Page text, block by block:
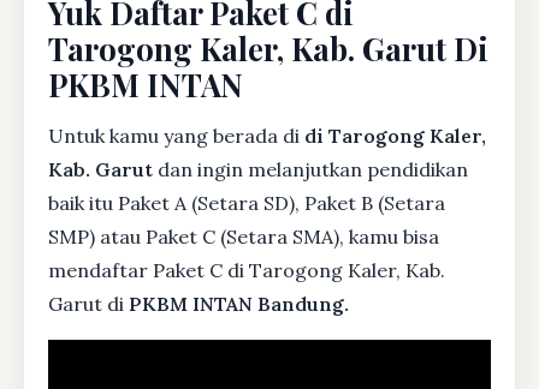
Yuk Daftar Paket C di
Tarogong Kaler, Kab. Garut Di
PKBM INTAN
Untuk kamu yang berada di di Tarogong Kaler,
Kab. Garut dan ingin melanjutkan pendidikan
baik itu Paket A (Setara SD), Paket B (Setara
SMP) atau Paket C (Setara SMA), kamu bisa
mendaftar Paket C di Tarogong Kaler, Kab.
Garut di PKBM INTAN Bandung.